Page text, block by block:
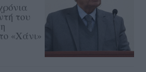
του
«Χάνι»